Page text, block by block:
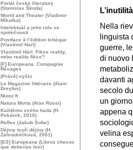
Nella
linguista
guerre,
di nuovo
davanti
secolo
un
appena
velina
Portál české literatury
(Stanislav Škoda)
World and Theater (Vladimir
Mikulka)
Intelektuál a jeho role ve
společnosti
Postface à l’édition tchèque
(Vlastimil Harl)
Vlastimil Hárl: Fikce reality,
nebo realita fikce?
[F] Europeana. Compagnie
Rêvages
(Právě) vyšlo
Le Magazine littéraire (Alain
Dreyfus)
Niooz.fr
Natura Morta (Alan Rossi)
Každému svého hada (H.
Pekárek, 2010)
Reflex (Jakub Šofar)
Dějiny tvoří dějiny (H.
Zahradníčková, 2001)
[ES] Europeana (Libros checos
que deberías leer)